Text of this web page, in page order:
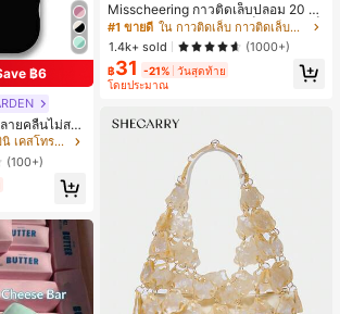
฿6
ายคลื่นไม่สม
Max, เหม
15 Pro
รศัพท์สไตล์เ
ได้กับ 11/12/
ดีไซน์หรู
ต์มาส, วันว
งงานและวันเ
ใน ไอโฟน 12 มินิ เคสโทรศัพท์แฟชั่น
(100+)
Misscheering กาวติดเล็บปลอม 20 กรั
ม แรงยึดสูง เจลสติกเกอร์เล็บนุ่ม แห้งเร็
ว เหมาะสำหรับผู้เริ่มต้นทำเล็บ ติดทนน
าน
#1 ขายดี
ใน กาวติดเล็บ กาวติดเล็บและสารยึดติด
1.4k+ sold
(1000+)
฿31 -21% วันสุดท้าย
โดยประมาณ